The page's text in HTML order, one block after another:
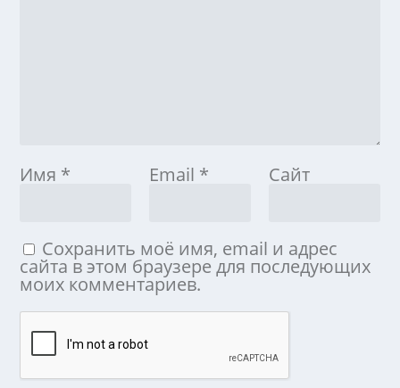
Имя * Email * Сайт
Сохранить моё имя, email и адрес
сайта в этом браузере для последующих
моих комментариев.